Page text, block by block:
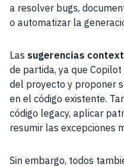
a resolver bugs,
o automatizar la
Las sugerencias
de partida, ya que
del proyecto y proponer
en el código existente.
código legacy, aplicar
resumir las excepciones
Sin embargo, todos